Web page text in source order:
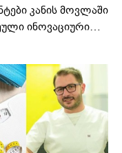
კანის მოვლაში
ინოვაციური